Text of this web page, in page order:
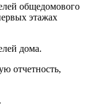
общедомового
этажах
дома.
отчетность,